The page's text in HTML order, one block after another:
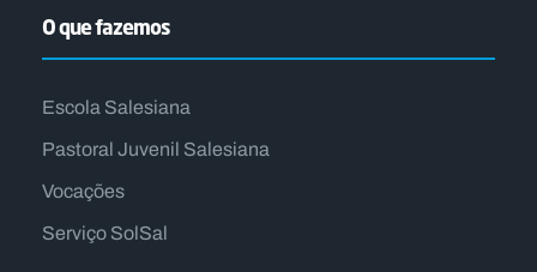
O que fazemos
Escola Salesiana
Pastoral Juvenil Salesiana
Vocações
Serviço SolSal